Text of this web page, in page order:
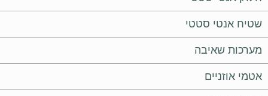
שטיח אנטי סטטי
מערכות שאיבה
אטמי אוזניים